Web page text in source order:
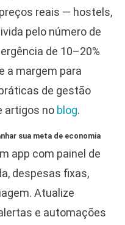
reais — hostels,
pelo número de
de 10–20%
a margem para
de gestão
artigos no blog.
sua meta de economia
app com painel de
despesas fixas,
Atualize
e automações